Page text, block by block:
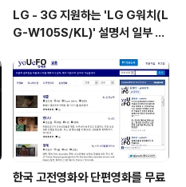
LG - 3G 지원하는 'LG G워치(L
G-W105S/KL)' 설명서 일부 유
한국 고전영화와 단편영화를 무료